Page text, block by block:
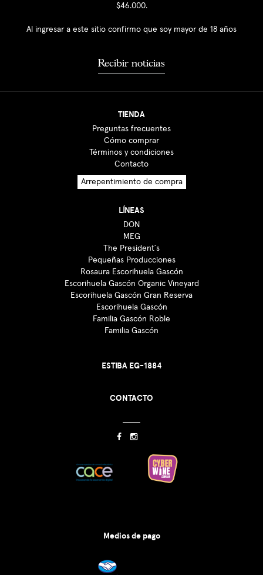
$46.000.
Al ingresar a este sitio confirmo que soy mayor de 18 años
Recibir noticias
TIENDA
Preguntas frecuentes
Cómo comprar
Términos y condiciones
Contacto
Arrepentimiento de compra
LÍNEAS
DON
MEG
The President´s
Pequeñas Producciones
Rosaura Escorihuela Gascón
Escorihuela Gascón Organic Vineyard
Escorihuela Gascón Gran Reserva
Escorihuela Gascón
Familia Gascón Roble
Familia Gascón
ESTIBA EG-1884
CONTACTO
Medios de pago